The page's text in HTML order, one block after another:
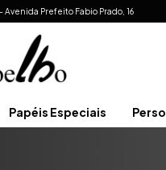
Avenida Prefeito Fabio Prado, 16
Papéis Especiais